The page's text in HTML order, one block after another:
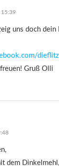
15:39
uns doch dein
Gruß Olli
dem